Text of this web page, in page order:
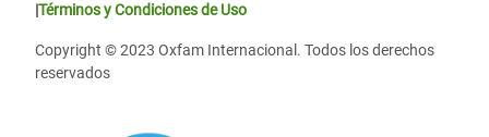
|Términos y Condiciones de Uso
Copyright © 2023 Oxfam Internacional. Todos los derechos
reservados